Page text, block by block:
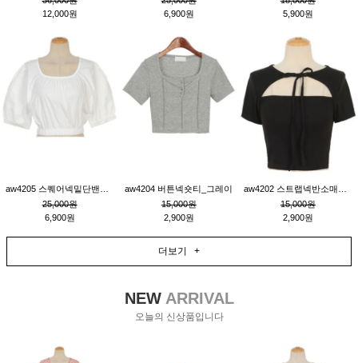
12,000원
6,900원
5,900원
25,000원
6,900원
aw4204 버튼넥숏티_그레이
15,000원
2,900원
15,000원
2,900원
더보기 +
NEWARRIVAL
오늘의 신상품입니다